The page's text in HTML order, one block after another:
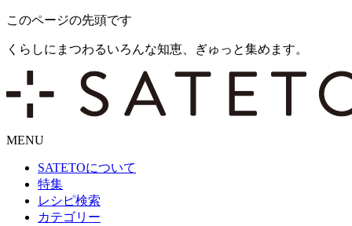
このページの先頭です
くらしにまつわるいろんな知恵、ぎゅっと集めます。
MENU
SATETOについて
特集
レシピ検索
カテゴリー